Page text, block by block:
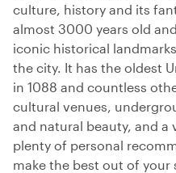
culture, history and its
almost 3000 years old
iconic historical
the city. It has the oldest
in 1088 and countless
cultural venues,
and natural beauty, and
plenty of personal
make the best out of your